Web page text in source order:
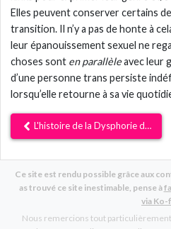
Elles peuvent conserver certains
transition. Il n’y a pas de honte à
leur épanouissement sexuel ne
choses sont en parallèleavec leur
d’une personne trans persiste
lorsqu’elle retourne à sa vie
L'histoire de la Dysphorie de Genre
Ce site est rendu possible grâce aux
as trouvé ce site inestimable, pense à
via Ko-
Nous remercions tout